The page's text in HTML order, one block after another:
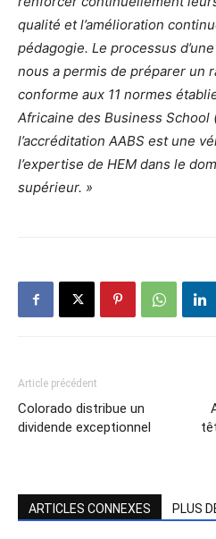
qualité et l’amélioration
pédagogie. Le processus
nous a permis de préparer un
conforme aux 11 normes
Africaine des Business School
l’accréditation AABS est une
l’expertise de HEM dans le
supérieur. »
Article précédent
Colorado distribue un
dividende exceptionnel
ARTICLES CONNEXES PLUS